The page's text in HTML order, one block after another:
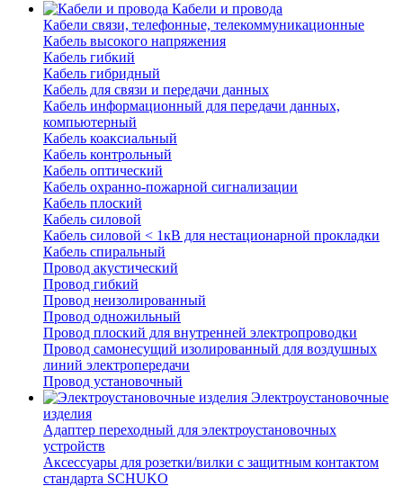
Кабели и провода
Кабели связи, телефонные, телекоммуникационные
Кабель высокого напряжения
Кабель гибкий
Кабель гибридный
Кабель для связи и передачи данных
Кабель информационный для передачи данных,
компьютерный
Кабель коаксиальный
Кабель контрольный
Кабель оптический
Кабель охранно-пожарной сигнализации
Кабель плоский
Кабель силовой
Кабель силовой < 1кВ для нестационарной прокладки
Кабель спиральный
Провод акустический
Провод гибкий
Провод неизолированный
Провод одножильный
Провод плоский для внутренней электропроводки
Провод самонесущий изолированный для воздушных
линий электропередачи
Провод установочный
Электроустановочные
изделия
Адаптер переходный для электроустановочных
устройств
Аксессуары для розетки/вилки с защитным контактом
стандарта SCHUKO